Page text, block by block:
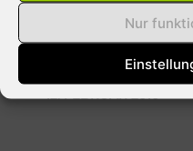
Nur
meisten
12. FEBRUAR 2010